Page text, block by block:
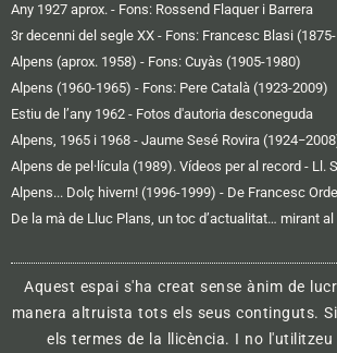
Any 1927 aprox. - Fons: Rossend Flaquer i Barrera
3r decenni del segle XX - Fons: Francesc Blasi
Alpens (aprox. 1958) - Fons: Cuyàs (1905-1980)
Alpens (1960-1965) - Fons: Pere Català (1923-2009)
Estiu de l’any 1962 - Fotos d'autoria desconeguda
Alpens, 1965 i 1968 - Jaume Sesé Rovira
Alpens de pel·lícula (1989). Vídeos per al record - Ll.
Alpens... Dolç hivern! (1996-1999) - De Francesc
De la mà de Lluc Plans, un toc d’actualitat… mirant
Aquest espai s'ha creat sense ànim de
manera altruista tots els seus continguts.
els termes de la llicència. I no